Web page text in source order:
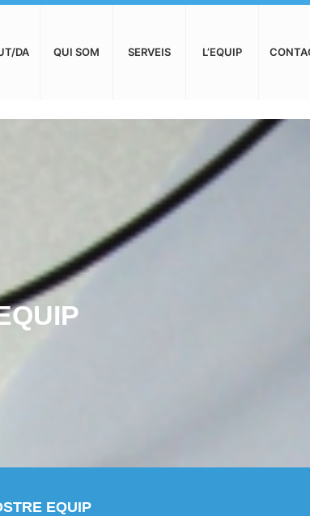
DA QUI SOM SERVEIS L’EQUIP
EQUIP